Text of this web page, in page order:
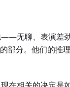
无聊、表演差劲
部分。他们的推